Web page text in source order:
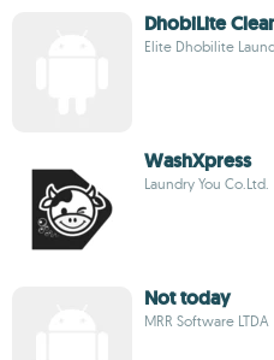
DhobiLite
Elite Dhobilite
WashXpress
Laundry You Co.Ltd.
Not today
MRR Software LTDA